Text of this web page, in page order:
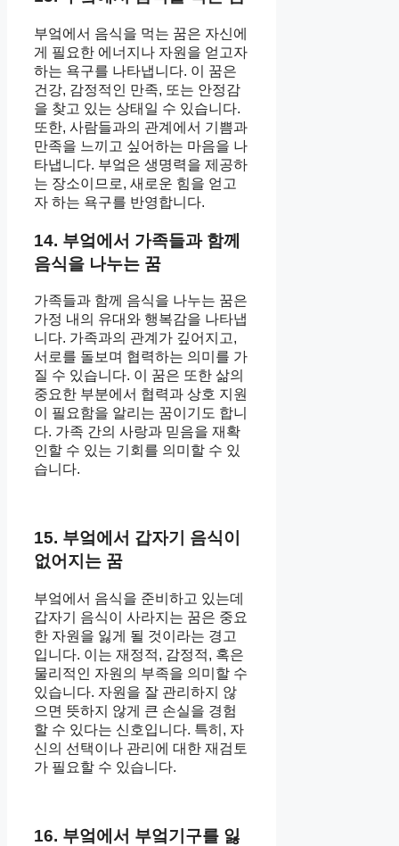
부엌에서 음식을 먹는 꿈은 자신에
게 필요한 에너지나 자원을 얻고자
하는 욕구를 나타냅니다. 이 꿈은
건강, 감정적인 만족, 또는 안정감
을 찾고 있는 상태일 수 있습니다.
또한, 사람들과의 관계에서 기쁨과
만족을 느끼고 싶어하는 마음을 나
타냅니다. 부엌은 생명력을 제공하
는 장소이므로, 새로운 힘을 얻고
자 하는 욕구를 반영합니다.
14. 부엌에서 가족들과 함께
음식을 나누는 꿈
가족들과 함께 음식을 나누는 꿈은
가정 내의 유대와 행복감을 나타냅
니다. 가족과의 관계가 깊어지고,
서로를 돌보며 협력하는 의미를 가
질 수 있습니다. 이 꿈은 또한 삶의
중요한 부분에서 협력과 상호 지원
이 필요함을 알리는 꿈이기도 합니
다. 가족 간의 사랑과 믿음을 재확
인할 수 있는 기회를 의미할 수 있
습니다.
15. 부엌에서 갑자기 음식이
없어지는 꿈
부엌에서 음식을 준비하고 있는데
갑자기 음식이 사라지는 꿈은 중요
한 자원을 잃게 될 것이라는 경고
입니다. 이는 재정적, 감정적, 혹은
물리적인 자원의 부족을 의미할 수
있습니다. 자원을 잘 관리하지 않
으면 뜻하지 않게 큰 손실을 경험
할 수 있다는 신호입니다. 특히, 자
신의 선택이나 관리에 대한 재검토
가 필요할 수 있습니다.
16. 부엌에서 부엌기구를 잃